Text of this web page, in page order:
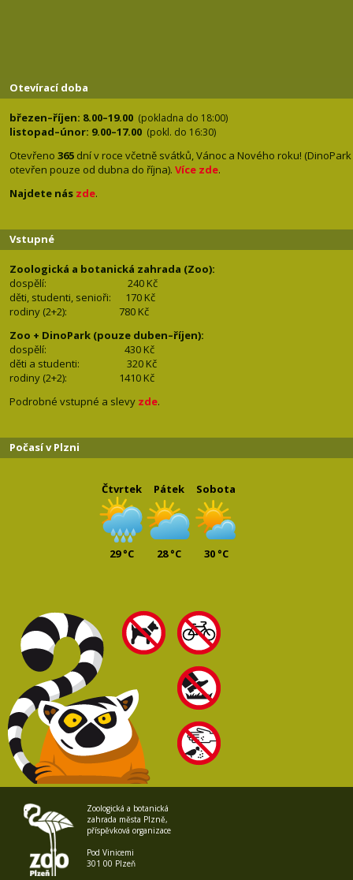
Otevírací doba
březen–říjen: 8.00–19.00 (pokladna do 18:00)
listopad–únor: 9.00–17.00 (pokl. do 16:30)
Otevřeno 365 dní v roce včetně svátků, Vánoc a Nového roku! (DinoPark
otevřen pouze od dubna do října). Více zde.
Najdete nás zde.
Vstupné
Zoologická a botanická zahrada (Zoo):
dospělí:
240 Kč
děti, studenti, senioři: 170 Kč
rodiny (2+2): 780 Kč
Zoo + DinoPark (pouze duben–říjen):
dospělí: 430 Kč
děti a studenti: 320 Kč
rodiny (2+2): 1410 Kč
Podrobné vstupné a slevy zde.
Počasí v Plzni
Čtvrtek
29 °C
Pátek
28 °C
Sobota
30 °C
Zoologická a botanická
zahrada města Plzně,
příspěvková organizace
Pod Vinicemi
301 00 Plzeň